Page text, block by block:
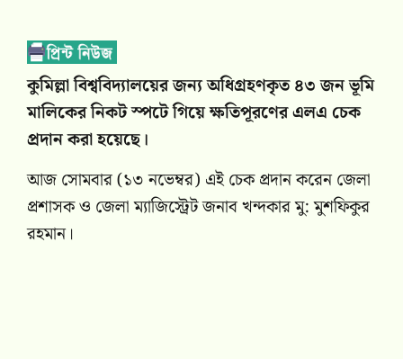
কুমিল্লা বিশ্ববিদ্যালয়ের জন্য অধিগ্রহণকৃত ৪৩ জন ভূমি
মালিকের নিকট স্পটে গিয়ে ক্ষতিপূরণের এলএ চেক
প্রদান করা হয়েছে।
আজ সোমবার (১৩ নভেম্বর) এই চেক প্রদান করেন জেলা
প্রশাসক ও জেলা ম্যাজিস্ট্রেট জনাব খন্দকার মু: মুশফিকুর
রহমান।